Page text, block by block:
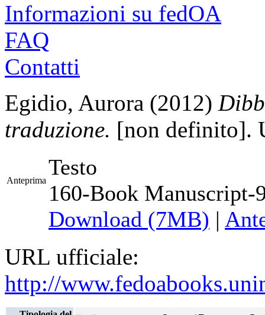
Informazioni su fedOA
FAQ
Contatti
Egidio, Aurora (2012)
traduzione. [non definito].
Anteprima
Testo
160-Book Manuscript-
Download (7MB) |
URL ufficiale:
http://